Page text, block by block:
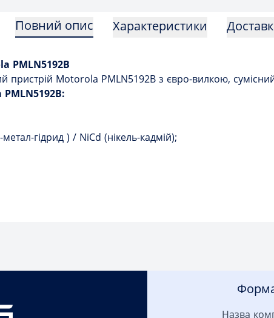
Повний опис Характеристики
PMLN5192B
Motorola PMLN5192B з євро-вилкою,
гідрид ) / NiCd (нікель-кадмій);
Назва